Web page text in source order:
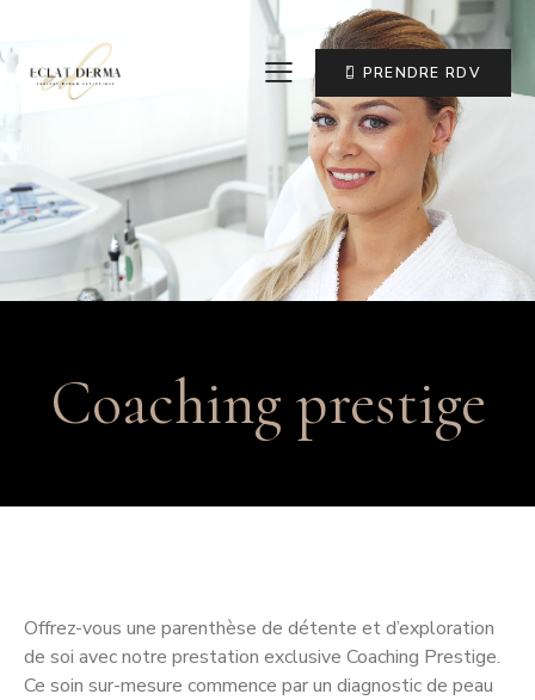
PRENDRE RDV
Coaching prestige
Offrez-vous une parenthèse de détente et d’exploration
de soi avec notre prestation exclusive Coaching Prestige.
Ce soin sur-mesure commence par un diagnostic de peau